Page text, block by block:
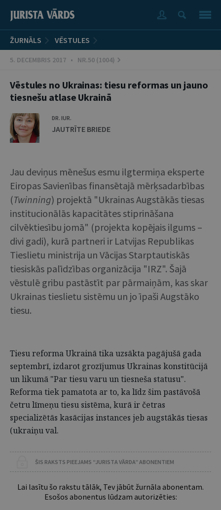
ŽURNĀLS VĒSTULES
5. DECEMBRIS 2017 • NR.50 (1004)
Vēstules no Ukrainas: tiesu reformas un jauno
tiesnešu atlase Ukrainā
DR. IUR.
JAUTRĪTE BRIEDE
Jau deviņus mēnešus esmu ilgtermiņa eksperte
Eiropas Savienības finansētajā mērķsadarbības
(Twinning) projektā "Ukrainas Augstākās tiesas
institucionālās kapacitātes stiprināšana
cilvēktiesību jomā" (projekta kopējais ilgums –
divi gadi), kurā partneri ir Latvijas Republikas
Tieslietu ministrija un Vācijas Starptautiskās
tiesiskās palīdzības organizācija "IRZ". Šajā
vēstulē gribu pastāstīt par pārmaiņām, kas skar
Ukrainas tieslietu sistēmu un jo īpaši Augstāko
tiesu.
Tiesu reforma Ukrainā tika uzsākta pagājušā gada
septembrī, izdarot grozījumus Ukrainas konstitūcijā
un likumā "Par tiesu varu un tiesneša statusu".
Reforma tiek pamatota ar to, ka līdz šim pastāvošā
četru līmeņu tiesu sistēma, kurā ir četras
specializētās kasācijas instances jeb augstākās tiesas
(ukraiņu val.
ŠIS RAKSTS PIEEJAMS “JURISTA VĀRDA” ABONENTIEM
Lai lasītu šo rakstu tālāk, Tev jābūt žurnāla abonentam.
Esošos abonentus lūdzam autorizēties: